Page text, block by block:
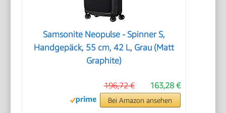
Samsonite Neopulse - Spinner S,
Handgepäck, 55 cm, 42 L, Grau (Matt
Graphite)
163,28 €
196,72 €
Bei Amazon ansehen